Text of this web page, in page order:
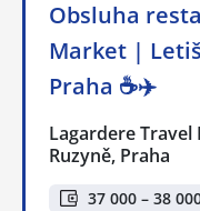
Obsluha
Market |
Praha ☕✈️
Lagardere Travel
Ruzyně, Praha
37 000 – 38